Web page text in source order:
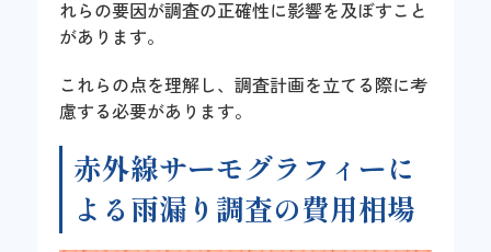
れらの要因が調査の正確性に影響を及ぼすこと
があります。
これらの点を理解し、調査計画を立てる際に考
慮する必要があります。
赤外線サーモグラフィーに
よる雨漏り調査の費用相場